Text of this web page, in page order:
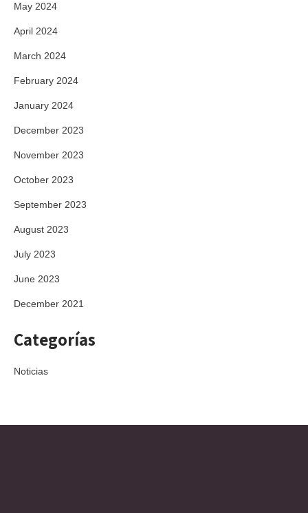
May 2024
April 2024
March 2024
February 2024
January 2024
December 2023
November 2023
October 2023
September 2023
August 2023
July 2023
June 2023
December 2021
Categorías
Noticias